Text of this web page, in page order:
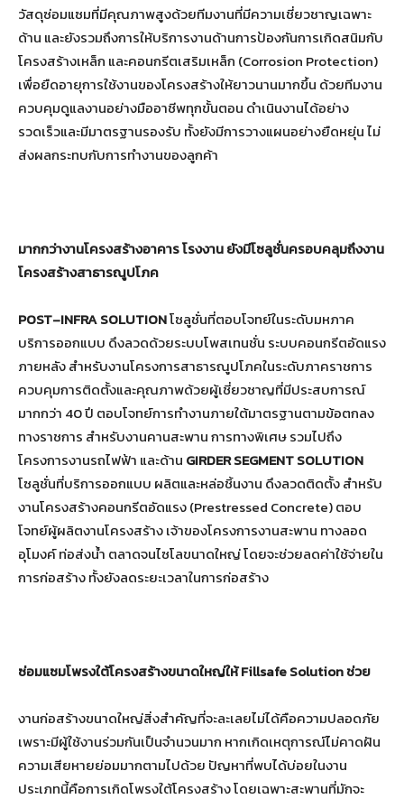
วัสดุซ่อมแซมที่มีคุณภาพสูงด้วยทีมงานที่มีความเชี่ยวชาญเฉพาะ
ด้าน และยังรวมถึงการให้บริการงานด้านการป้องกันการเกิดสนิมกับ
โครงสร้างเหล็ก และคอนกรีตเสริมเหล็ก (Corrosion Protection)
เพื่อยืดอายุการใช้งานของโครงสร้างให้ยาวนานมากขึ้น ด้วยทีมงาน
ควบคุมดูแลงานอย่างมืออาชีพทุกขั้นตอน ดำเนินงานได้อย่าง
รวดเร็วและมีมาตรฐานรองรับ ทั้งยังมีการวางแผนอย่างยืดหยุ่น ไม่
ส่งผลกระทบกับการทำงานของลูกค้า
มากกว่างานโครงสร้างอาคาร โรงงาน ยังมีโซลูชั่นครอบคลุมถึงงาน
โครงสร้างสาธารณูปโภค
POST–INFRA SOLUTIONโซลูชั่นที่ตอบโจทย์ในระดับมหภาค
บริการออกแบบ ดึงลวดด้วยระบบโพสเทนชั่น ระบบคอนกรีตอัดแรง
ภายหลัง สำหรับงานโครงการสาธารณูปโภคในระดับภาคราชการ
ควบคุมการติดตั้งและคุณภาพด้วยผู้เชี่ยวชาญที่มีประสบการณ์
มากกว่า 40 ปี ตอบโจทย์การทำงานภายใต้มาตรฐานตามข้อตกลง
ทางราชการ สำหรับงานคานสะพาน การทางพิเศษ รวมไปถึง
โครงการงานรถไฟฟ้า และด้าน GIRDER SEGMENT SOLUTION
โซลูชั่นที่บริการออกแบบ ผลิตและหล่อชิ้นงาน ดึงลวดติดตั้ง สำหรับ
งานโครงสร้างคอนกรีตอัดแรง (Prestressed Concrete) ตอบ
โจทย์ผู้ผลิตงานโครงสร้าง เจ้าของโครงการงานสะพาน ทางลอด
อุโมงค์ ท่อส่งน้ำ ตลาดจนไซโลขนาดใหญ่ โดยจะช่วยลดค่าใช้จ่ายใน
การก่อสร้าง ทั้งยังลดระยะเวลาในการก่อสร้าง
ซ่อมแซมโพรงใต้โครงสร้างขนาดใหญ่ให้Fillsafe Solutionช่วย
งานก่อสร้างขนาดใหญ่สิ่งสำคัญที่จะละเลยไม่ได้คือความปลอดภัย
เพราะมีผู้ใช้งานร่วมกันเป็นจำนวนมาก หากเกิดเหตุการณ์ไม่คาดฝัน
ความเสียหายย่อมมากตามไปด้วย ปัญหาที่พบได้บ่อยในงาน
ประเภทนี้คือการเกิดโพรงใต้โครงสร้าง โดยเฉพาะสะพานที่มักจะ